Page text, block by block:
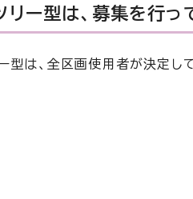
ー型は、募集を行っ
型は、全区画使用者が決定し